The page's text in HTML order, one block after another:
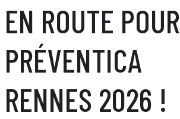
EN ROUTE POUR
PRÉVENTICA
RENNES 2026 !